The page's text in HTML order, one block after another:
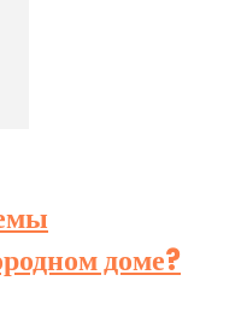
доме?